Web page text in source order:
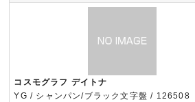
コスモグラフ デイトナ
YG / シャンパン/ブラック文字盤 / 126508